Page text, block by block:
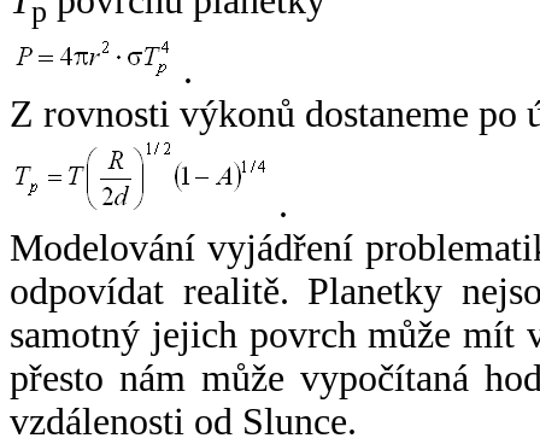
p
.
Z rovnosti výkonů dostaneme po
.
Modelování vyjádření
odpovídat realitě. Planetky
samotný jejich povrch může mít
přesto nám může vypočítaná
vzdálenosti od Slunce.